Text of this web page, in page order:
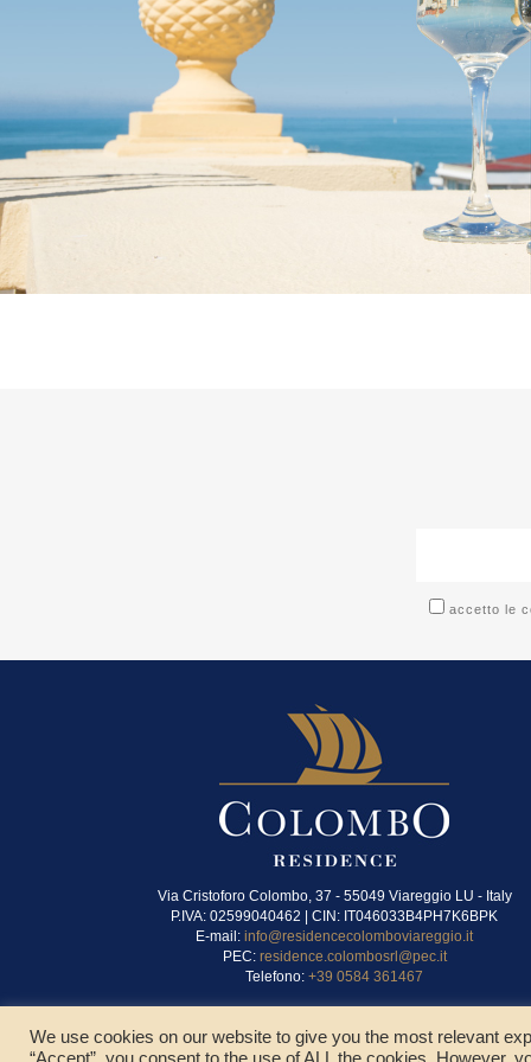
accetto le
Via Cristoforo Colombo, 37 - 55049 Viareggio LU - Italy
P.IVA: 02599040462 | CIN: IT046033B4PH7K6BPK
E-mail: info@residencecolomboviareggio.it
PEC: residence.colombosrl@pec.it
Telefono: +39 0584 361467
We use cookies on our website to give you the most relevant
“Accept”, you consent to the use of ALL the cookies. However,